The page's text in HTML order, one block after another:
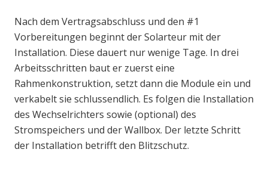
Nach dem Vertragsabschluss und den #1
Vorbereitungen beginnt der Solarteur mit der
Installation. Diese dauert nur wenige Tage. In drei
Arbeitsschritten baut er zuerst eine
Rahmenkonstruktion, setzt dann die Module ein und
verkabelt sie schlussendlich. Es folgen die Installation
des Wechselrichters sowie (optional) des
Stromspeichers und der Wallbox. Der letzte Schritt
der Installation betrifft den Blitzschutz.